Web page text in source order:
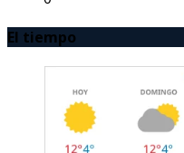
El tiempo